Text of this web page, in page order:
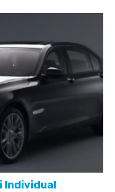
Individual